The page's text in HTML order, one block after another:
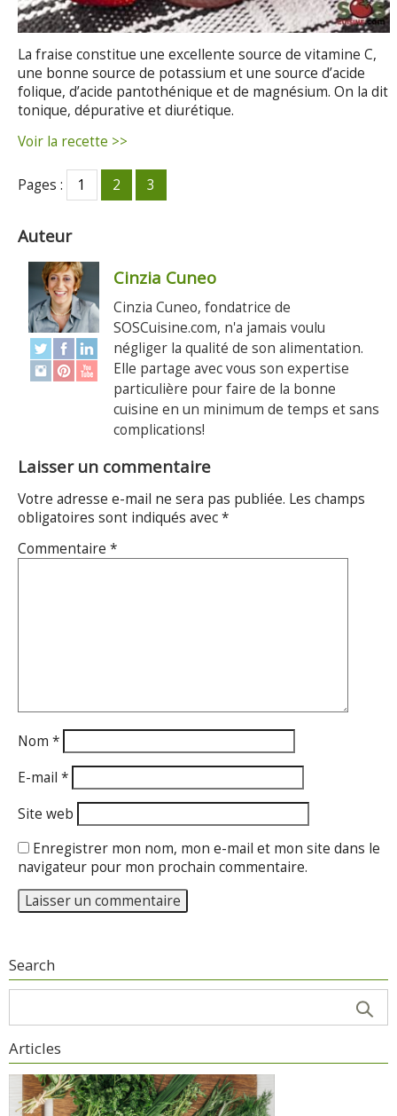
La fraise constitue une excellente source de vitamine C,
une bonne source de potassium et une source d’acide
folique, d’acide pantothénique et de magnésium. On la dit
tonique, dépurative et diurétique.
Voir la recette >>
Pages : 1 2 3
Auteur
Cinzia Cuneo
Cinzia Cuneo, fondatrice de
SOSCuisine.com, n'a jamais voulu
négliger la qualité de son alimentation.
Elle partage avec vous son expertise
particulière pour faire de la bonne
cuisine en un minimum de temps et sans
complications!
Laisser un commentaire
Votre adresse e-mail ne sera pas publiée. Les champs
obligatoires sont indiqués avec*
Commentaire *
Nom *
E-mail *
Site web
Enregistrer mon nom, mon e-mail et mon site dans le
navigateur pour mon prochain commentaire.
Search
Articles